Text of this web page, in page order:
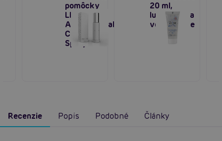
pomôcky
LELO
Antibacterial
Cleaning
Spray 60ml
20 ml,
lubrikant na
vodnej báze
Recenzie Popis Podobné Články